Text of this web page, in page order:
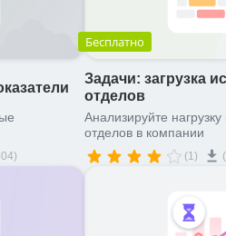
Бесплатно
Задачи: загрузка
отделов
Анализируйте
отделов в компании
(1)